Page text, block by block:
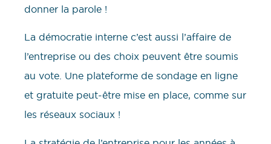
donner la parole !
La démocratie interne c’est aussi l’affaire de
l’entreprise ou des choix peuvent être soumis
au vote. Une plateforme de sondage en ligne
et gratuite peut-être mise en place, comme sur
les réseaux sociaux !